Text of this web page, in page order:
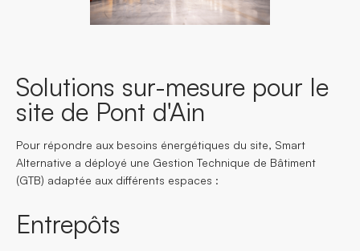
Solutions sur-mesure pour le
site de Pont d'Ain
Pour répondre aux besoins énergétiques du site, Smart
Alternative a déployé une Gestion Technique de Bâtiment
(GTB) adaptée aux différents espaces :
Entrepôts